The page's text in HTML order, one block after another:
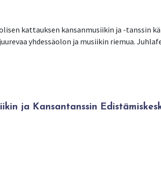
kattauksen kansanmusiikin ja -tanssin
yhdessäolon ja musiikin riemua.
ja Kansantanssin